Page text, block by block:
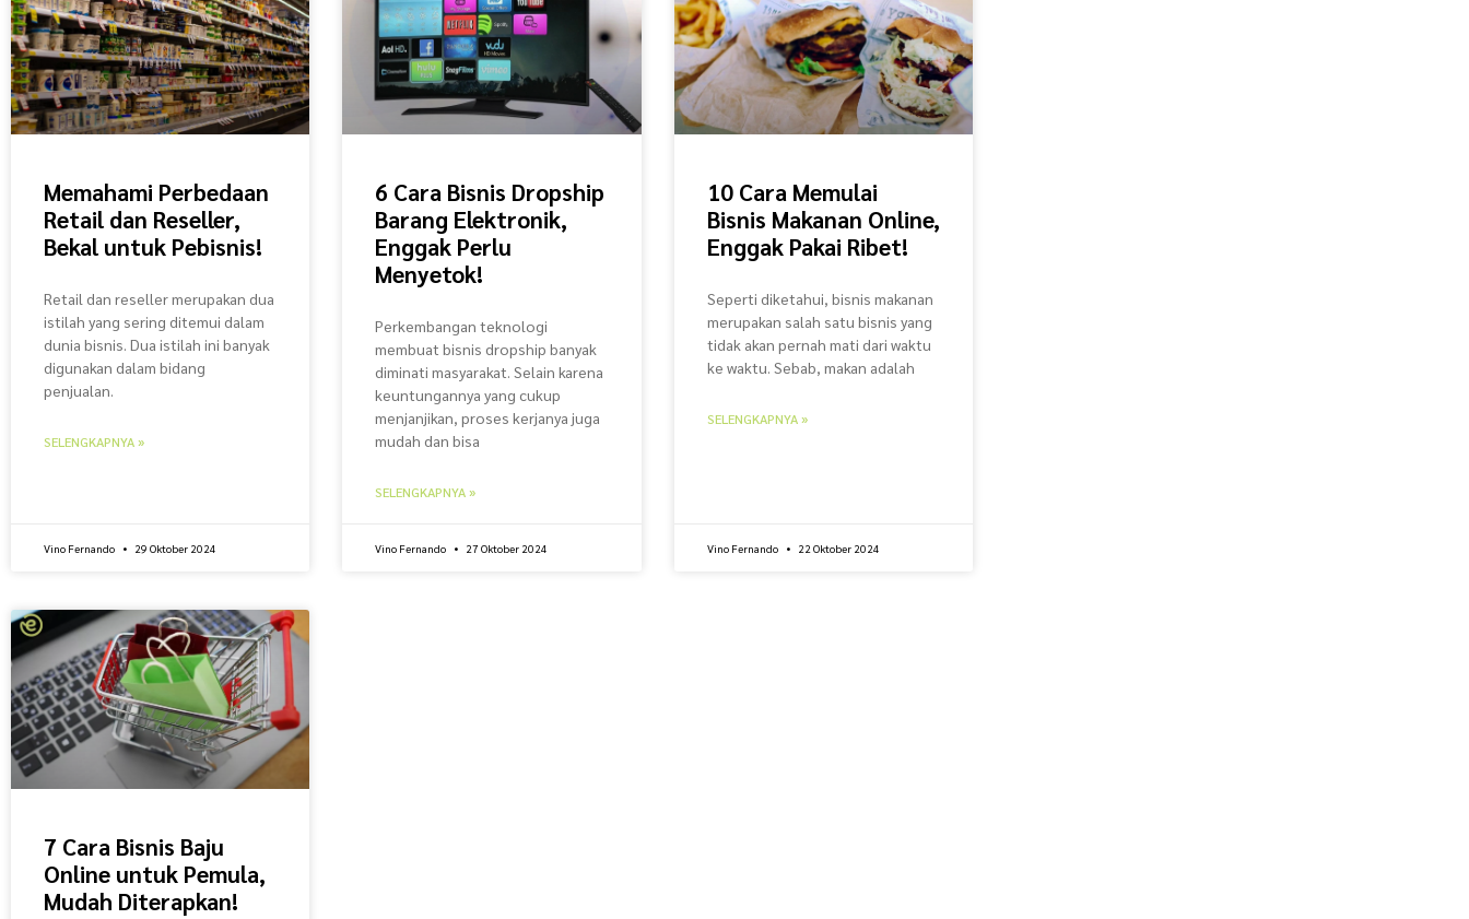
Memahami Perbedaan
Retail dan Reseller,
Bekal untuk Pebisnis!
Retail dan reseller merupakan dua
istilah yang sering ditemui dalam
dunia bisnis. Dua istilah ini banyak
digunakan dalam bidang
penjualan.
SELENGKAPNYA »
Vino Fernando 29 Oktober 2024
6 Cara Bisnis Dropship
Barang Elektronik,
Enggak Perlu
Menyetok!
Perkembangan teknologi
membuat bisnis dropship banyak
diminati masyarakat. Selain karena
keuntungannya yang cukup
menjanjikan, proses kerjanya juga
mudah dan bisa
SELENGKAPNYA »
Vino Fernando 27 Oktober 2024
10 Cara Memulai
Bisnis Makanan Online,
Enggak Pakai Ribet!
Seperti diketahui, bisnis makanan
merupakan salah satu bisnis yang
tidak akan pernah mati dari waktu
ke waktu. Sebab, makan adalah
SELENGKAPNYA »
Vino Fernando 22 Oktober 2024
7 Cara Bisnis Baju
Online untuk Pemula,
Mudah Diterapkan!